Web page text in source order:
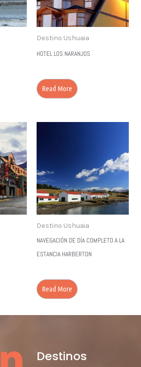
Destino Ushuaia
HOTEL LOS NARANJOS
Read More
Destino Ushuaia
NAVEGACIÓN DE DÍA COMPLETO A LA
ESTANCIA HARBERTON
Read More
Destinos